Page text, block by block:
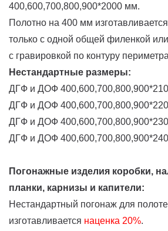
400,600,700,800,900*2000 мм.
Полотно на 400 мм
только с одной общей филенкой
с гравировкой по контуру
Нестандартные размеры:
ДГФ и ДОФ
ДГФ и ДОФ
ДГФ и ДОФ
ДГФ и ДОФ
Погонажные изделия коробки,
планки, карнизы и капители:
Нестандартный погонаж для
изготавливается наценка 20%.